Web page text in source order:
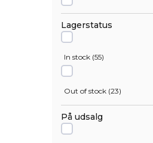
Mørkerød (2)
Olivengrøn
Orange (1)
Gaver og dufte
Lagerstatus
In stock (55)
Out of stock (23)
På udsalg